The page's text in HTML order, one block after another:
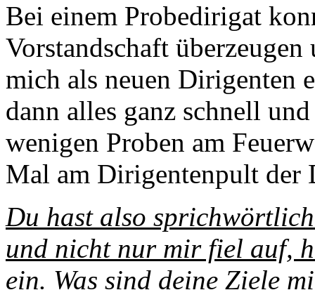
Bei einem Probedirigat
Vorstandschaft
mich als neuen Dirigenten
dann alles ganz schnell
wenigen Proben am
Mal am Dirigentenpult der
Du hast also
und nicht nur mir fiel auf,
ein. Was sind deine Ziele